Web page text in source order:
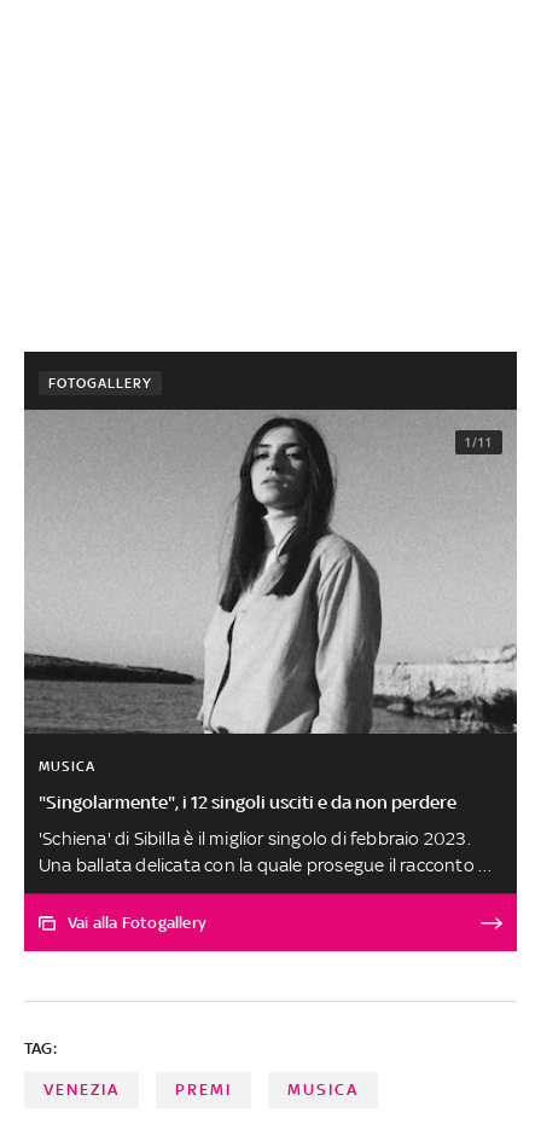
FOTOGALLERY
1/11
MUSICA
"Singolarmente", i 12 singoli usciti e da non perdere
'Schiena' di Sibilla è il miglior singolo di febbraio 2023.
Una ballata delicata con la quale prosegue il racconto di
una storia conclusa con Roma a fare da sfondo. L'Urbe è
protagonista delle sensazioni post rottura cantate
che adesso non fa più parte della sua vita. Le altre
posto a pari merito. SELEZIONE E SCELTA DEI BRANI A
Vai alla Fotogallery
TAG:
VENEZIA PREMI MUSICA